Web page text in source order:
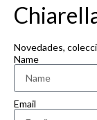
Novedades,
Name
Email